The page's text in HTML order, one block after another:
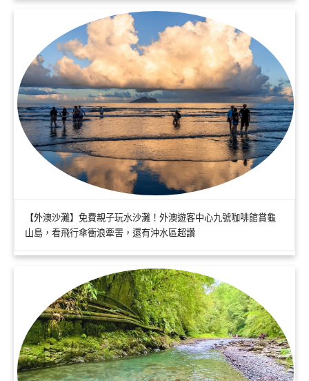
【外澳沙灘】免費親子玩水沙灘！外澳遊客中心九號咖啡館賞龜
山島，看飛行傘衝浪牽罟，還有沖水區超讚